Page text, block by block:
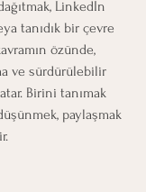
LinkedIn
tanıdık bir çevre
özünde,
ve sürdürülebilir
Birini tanımak
paylaşmak